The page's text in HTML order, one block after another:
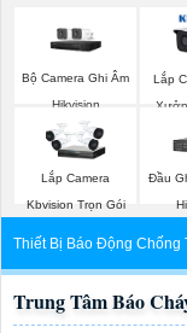
Bộ Camera Ghi Âm
Hikvision
Lắp
Lắp Camera
Kbvision Trọn Gói
Đầu
Thiết Bị Báo Động Chống
Trung Tâm Báo